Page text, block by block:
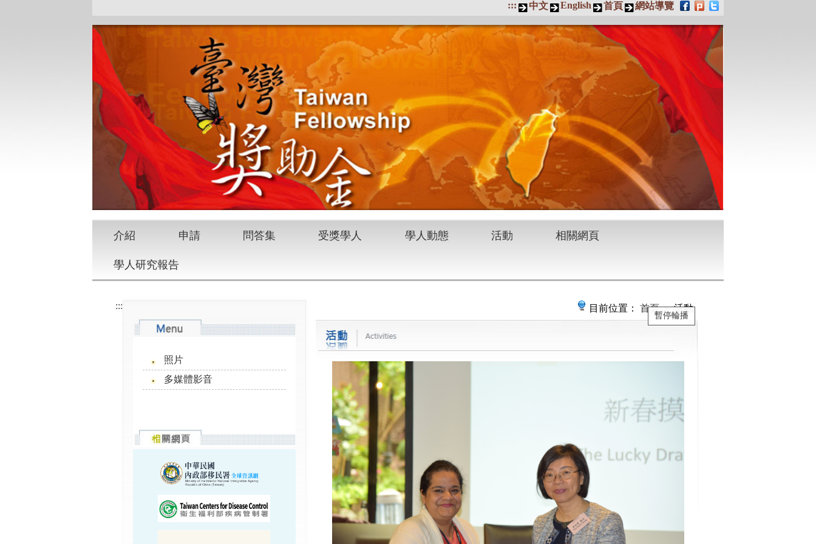
::: 中文 English 首頁 網站導覽
介紹 申請 問答集 受獎學人 學人動態 活動 相關網頁
學人研究報告
:::
照片
多媒體影音
目前位置： 首頁＞ 活動
暫停輪播